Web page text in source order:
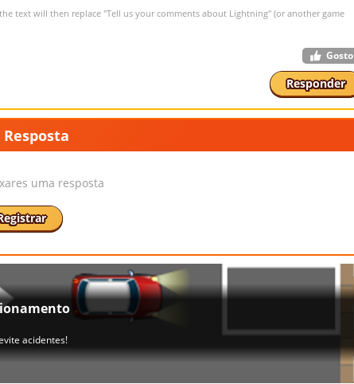
text will then replace "Tell us your comments about Lightning" (or another game
Gosto
Responder
uma resposta